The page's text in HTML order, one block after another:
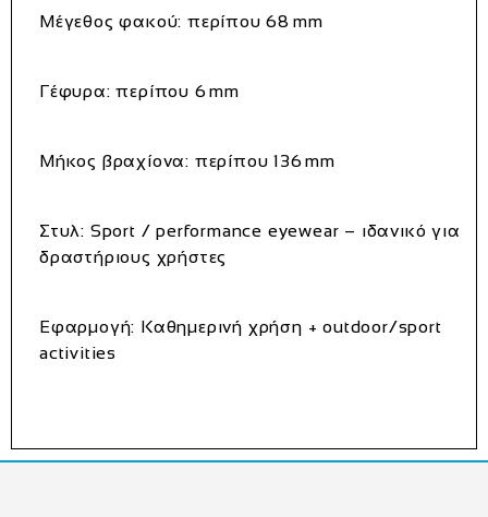
Μέγεθος φακού: περίπου 68 mm
Γέφυρα: περίπου 6 mm
Μήκος βραχίονα: περίπου 136 mm
Στυλ: Sport / performance eyewear – ιδανικό για
δραστήριους χρήστες
Εφαρμογή: Καθημερινή χρήση + outdoor/sport
activities